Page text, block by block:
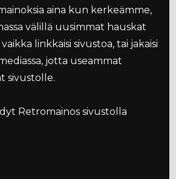
aina kun kerkeämme,
välillä uusimmat hauskat
linkkaisi sivustoa, tai jakaisi
jotta useammat
sivustolle.
Retromainos sivustolla